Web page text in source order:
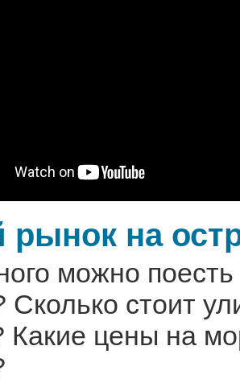
рынок на
можно
Сколько стоит
Какие цены на